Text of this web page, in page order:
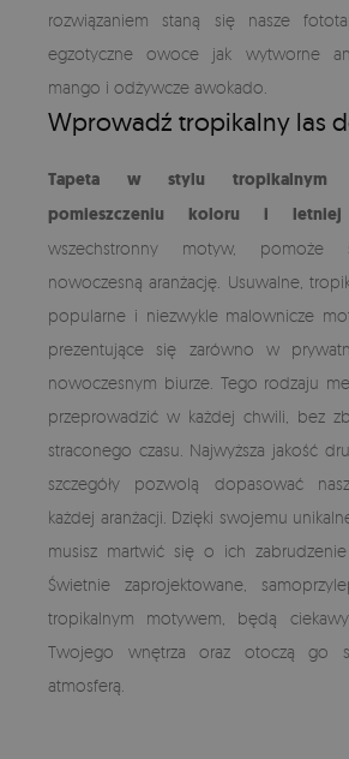
rozwiązaniem staną się nasze
egzotyczne owoce jak wytworne
mango i odżywcze awokado.
Wprowadź tropikalny las
Tapeta w stylu tropikalnym
pomieszczeniu koloru i letniej
wszechstronny motyw, pomoże
nowoczesną aranżację. Usuwalne,
popularne i niezwykle malownicze
prezentujące się zarówno w
nowoczesnym biurze. Tego rodzaju
przeprowadzić w każdej chwili, bez
straconego czasu. Najwyższa jakość
szczegóły pozwolą dopasować
każdej aranżacji. Dzięki swojemu
musisz martwić się o ich zabrudzenie
Świetnie zaprojektowane,
tropikalnym motywem, będą
Twojego wnętrza oraz otoczą go
atmosferą.